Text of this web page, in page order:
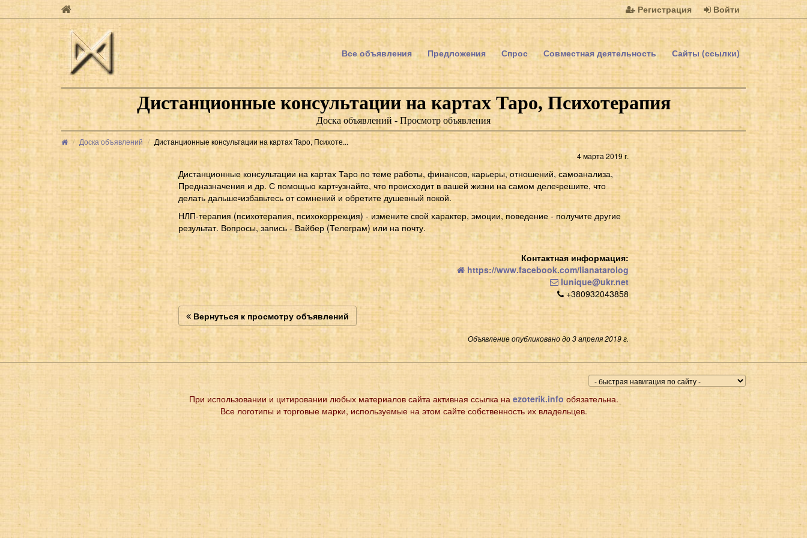
Регистрация Войти
Все объявления Предложения Спрос Совместная деятельность Сайты (ссылки)
Дистанционные консультации на картах Таро, Психотерапия
Доска объявлений - Просмотр объявления
Доска объявлений
Дистанционные консультации на картах Таро, Психоте...
4 марта 2019 г.
Дистанционные консультации на картах Таро по теме работы, финансов, карьеры, отношений, самоанализа,
Предназначения и др. С помощью карт▫узнайте, что происходит в вашей жизни на самом деле▫решите, что
делать дальше▫избавьтесь от сомнений и обретите душевный покой.
НЛП-терапия (психотерапия, психокоррекция) - измените свой характер, эмоции, поведение - получите другие
результат. Вопросы, запись - Вайбер (Телеграм) или на почту.
Контактная информация:
https://www.facebook.com/lianatarolog
lunique@ukr.net
+380932043858
Вернуться к просмотру объявлений
Объявление опубликовано до 3 апреля 2019 г.
При использовании и цитировании любых материалов сайта активная ссылка на ezoterik.info обязательна.
Все логотипы и торговые марки, используемые на этом сайте собственность их владельцев.